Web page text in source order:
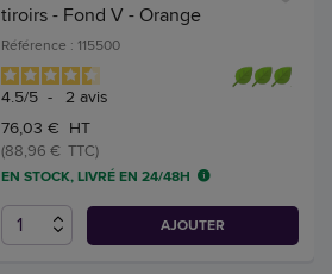
tiroirs - Fond V - Orange
Référence : 115500
4.5/5 - 2 avis
76,03 € HT
(88,96 € TTC)
EN STOCK, LIVRÉ EN 24/48H
AJOUTER